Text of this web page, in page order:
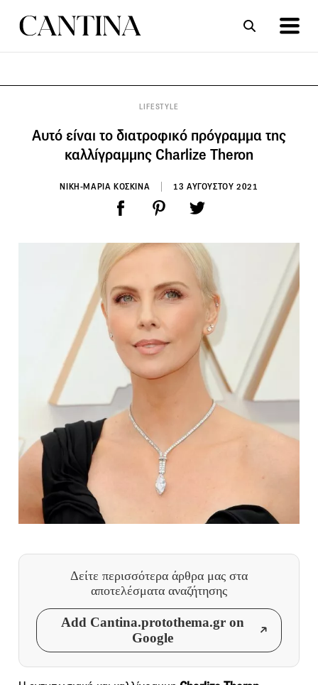
LIFESTYLE
Αυτό είναι το διατροφικό πρόγραμμα της
καλλίγραμμης Charlize Theron
ΝΙΚΗ-ΜΑΡΙΑ ΚΟΣΚΙΝΑ 13 ΑΥΓΟΥΣΤΟΥ 2021
Δείτε περισσότερα άρθρα μας στα
αποτελέσματα αναζήτησης
Add Cantina.protothema.gr on
Google